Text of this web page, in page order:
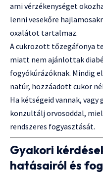
ami vérzékenységet
lenni vesekőre
oxalátot tartalmaz.
A cukrozott tőzegáfonya
miatt nem ajánlottak
fogyókúrázóknak. Mindig
natúr, hozzáadott cukor
Ha kétségeid vannak,
konzultálj orvosoddal,
rendszeres fogyasztását.
Gyakori
hatásairól és